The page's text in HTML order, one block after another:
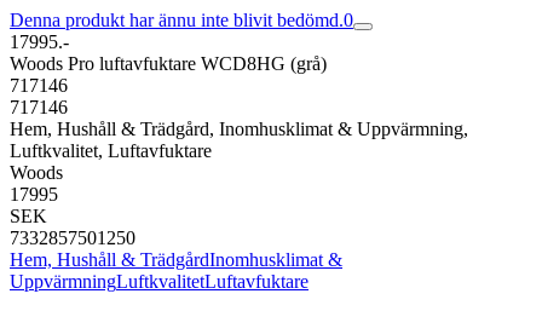
Denna produkt har ännu inte blivit bedömd.0
17995.-
Woods Pro luftavfuktare WCD8HG (grå)
717146
717146
Hem, Hushåll & Trädgård, Inomhusklimat & Uppvärmning,
Luftkvalitet, Luftavfuktare
Woods
17995
SEK
7332857501250
Hem, Hushåll & TrädgårdInomhusklimat &
UppvärmningLuftkvalitetLuftavfuktare